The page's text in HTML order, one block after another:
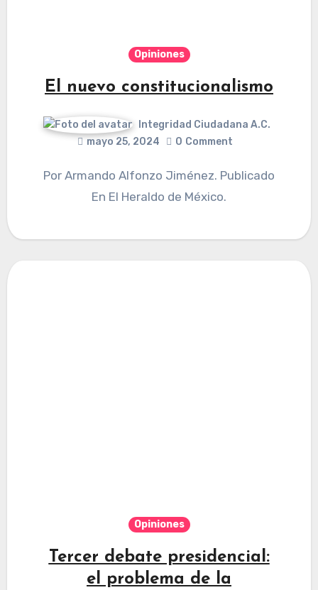
Opiniones
El nuevo constitucionalismo
Integridad Ciudadana A.C.
mayo 25, 2024
0 Comment
Por Armando Alfonzo Jiménez. Publicado
En El Heraldo de México.
Opiniones
Tercer debate presidencial:
el problema de la